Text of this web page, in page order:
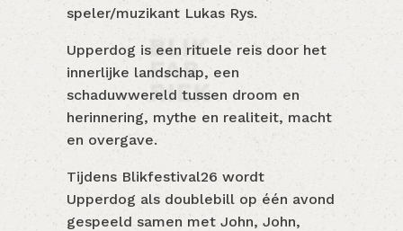
speler/muzikant Lukas Rys.
Upperdog is een rituele reis door het
innerlijke landschap, een
schaduwwereld tussen droom en
herinnering, mythe en realiteit, macht
en overgave.
Tijdens Blikfestival26 wordt
Upperdog als doublebill op één avond
gespeeld samen met John, John,